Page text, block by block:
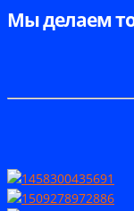
Мы делаем